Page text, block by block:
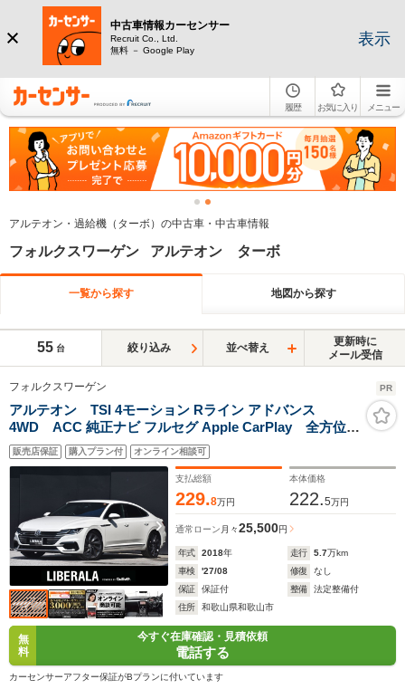
中古車情報カーセンサー
Recruit Co., Ltd.
無料 － Google Play
表示
履歴 お気に入り メニュー
アルテオン・過給機（ターボ）の中古車・中古車情報
フォルクスワーゲン アルテオン ターボ
一覧から探す 地図から探す
55 台 絞り込み 並べ替え
更新時に
メール受信
フォルクスワーゲン PR
アルテオン TSI 4モーション Rライン アドバンス
4WD ACC 純正ナビ フルセグ Apple CarPlay 全方位カ
メラ バーチャルCP 黒革 全席シートヒーター 電動バック
ドア オートホールド レーンキープアシスト ブラインドス
ポットアシスト パワーシート LED ドラレコ ETC
販売店保証 購入プラン付 オンライン相談可
支払総額
229.8万円
本体価格
222.5万円
通常ローン 月々25,500円
年式 2018年 走行 5.7万km
車検
'27/08 修復
なし
保証
保証付 整備
法定整備付
住所
和歌山県和歌山市
無
料
今すぐ在庫確認・見積依頼
電話する
カーセンサーアフター保証がBプランに付いています